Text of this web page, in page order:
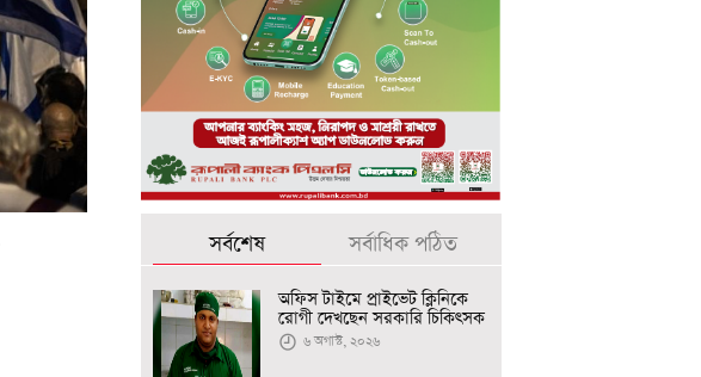
সর্বশেষ সর্বাধিক পঠিত
অফিস টাইমে প্রাইভেট ক্লিনিকে
রোগী দেখছেন সরকারি চিকিৎসক
৬ অগাস্ট, ২০২৬